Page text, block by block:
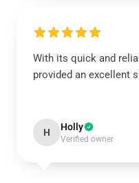
With its quick and
provided an excellent
H Holly
Verified owner